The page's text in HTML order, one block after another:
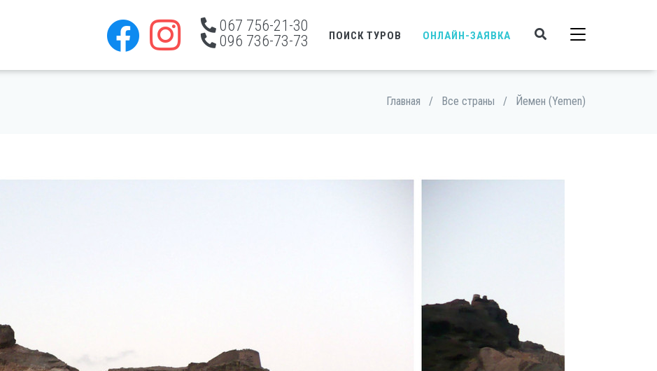
067 756-21-30
096 736-73-73
ПОИСК ТУРОВ ОНЛАЙН-ЗАЯВКА
Главная / Все страны / Йемен (Yemen)